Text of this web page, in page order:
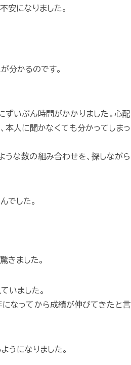
安になりました。
分かるのです。
いぶん時間がかかりました。心配
本人に聞かなくても分かってしまっ
な数の組み合わせを、探しながら
でした。
きました。
いました。
になってから成績が伸びてきたと言
うになりました。